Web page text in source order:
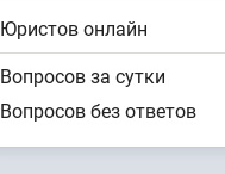
Юристов онлайн
Вопросов за сутки
Вопросов без ответов